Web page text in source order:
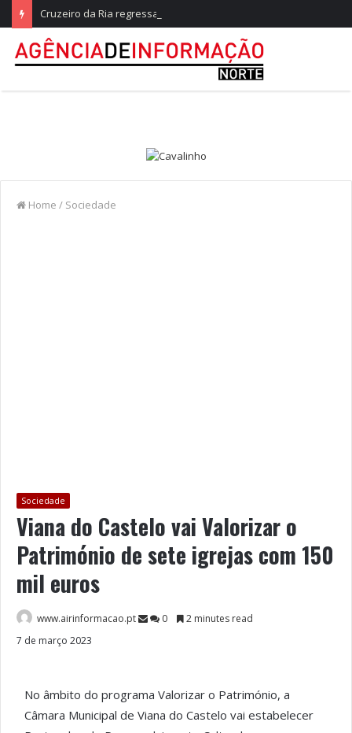
Home / Sociedade
Sociedade
Viana do Castelo vai Valorizar o
Património de sete igrejas com 150
mil euros
www.airinformacao.pt 0
2 minutes read
7 de março 2023
No âmbito do programa Valorizar o Património, a
Câmara Municipal de Viana do Castelo vai estabelecer